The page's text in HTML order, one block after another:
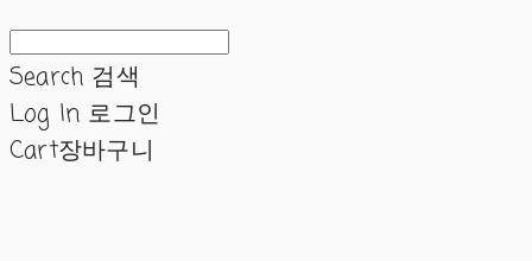
Search 검색
Log In 로그인
Cart장바구니